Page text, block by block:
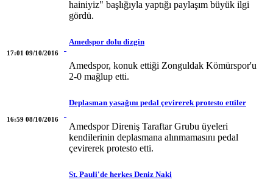
hainiyiz" başlığıyla yaptığı paylaşım büyük ilgi
gördü.
17:01 09/10/2016
Amedspor dolu dizgin
Amedspor, konuk ettiği Zonguldak Kömürspor'u
2-0 mağlup etti.
16:59 08/10/2016
Deplasman yasağını pedal çevirerek protesto ettiler
Amedspor Direniş Taraftar Grubu üyeleri
kendilerinin deplasmana alınmamasını pedal
çevirerek protesto etti.
St. Pauli'de herkes Deniz Naki